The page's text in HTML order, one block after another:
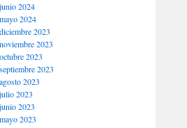
junio 2024
mayo 2024
diciembre 2023
noviembre 2023
octubre 2023
septiembre 2023
agosto 2023
julio 2023
junio 2023
mayo 2023